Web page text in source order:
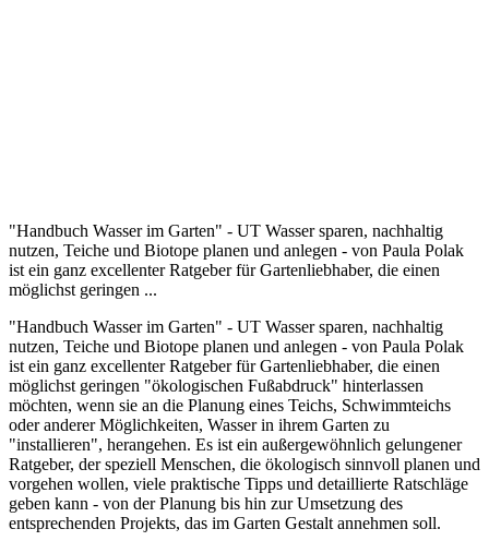
"Handbuch Wasser im Garten" - UT Wasser sparen, nachhaltig
nutzen, Teiche und Biotope planen und anlegen - von Paula Polak
ist ein ganz excellenter Ratgeber für Gartenliebhaber, die einen
möglichst geringen ...
"Handbuch Wasser im Garten" - UT Wasser sparen, nachhaltig
nutzen, Teiche und Biotope planen und anlegen - von Paula Polak
ist ein ganz excellenter Ratgeber für Gartenliebhaber, die einen
möglichst geringen "ökologischen Fußabdruck" hinterlassen
möchten, wenn sie an die Planung eines Teichs, Schwimmteichs
oder anderer Möglichkeiten, Wasser in ihrem Garten zu
"installieren", herangehen. Es ist ein außergewöhnlich gelungener
Ratgeber, der speziell Menschen, die ökologisch sinnvoll planen und
vorgehen wollen, viele praktische Tipps und detaillierte Ratschläge
geben kann - von der Planung bis hin zur Umsetzung des
entsprechenden Projekts, das im Garten Gestalt annehmen soll.